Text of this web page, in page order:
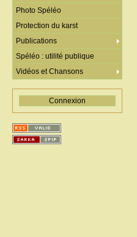
Photo Spéléo
Protection du karst
Publications
Spéléo : utilité publique
Vidéos et Chansons
Connexion